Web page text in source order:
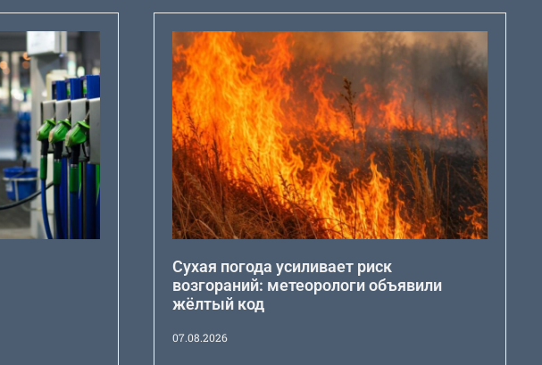
Сухая погода усиливает риск
возгораний: метеорологи объявили
жёлтый код
07.08.2026